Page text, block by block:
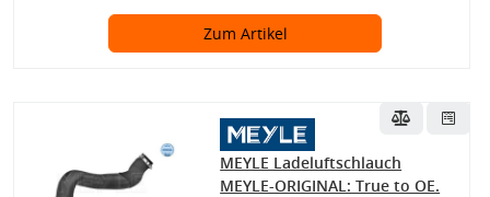
Zum Artikel
MEYLE Ladeluftschlauch
MEYLE-ORIGINAL: True to OE.